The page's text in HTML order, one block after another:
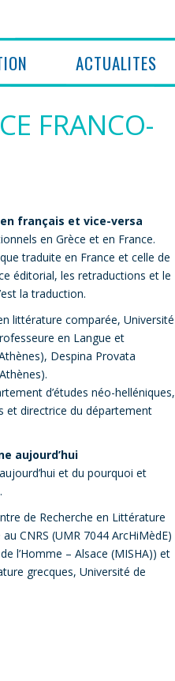
ACTUALITES
FRANCO-
français et vice-versa
en Grèce et en France.
traduite en France et celle de
éditorial, les retraductions et le
la traduction.
littérature comparée, Université
en Langue et
Despina Provata
d’études néo-helléniques,
et directrice du département
aujourd’hui
et du pourquoi et
de Recherche en Littérature
CNRS (UMR 7044 ArcHiMèdE)
l’Homme – Alsace (MISHA)) et
grecques, Université de